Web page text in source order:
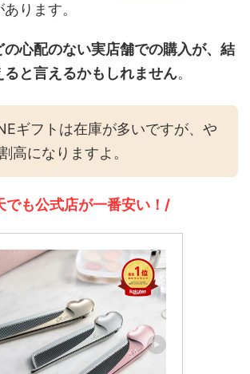
ります。
の心配のない実店舗での購入が、結
と言えるかもしれません。
ギフトは在庫が多いですが、や
高になりますよ。
でも公式店が一番安い！/